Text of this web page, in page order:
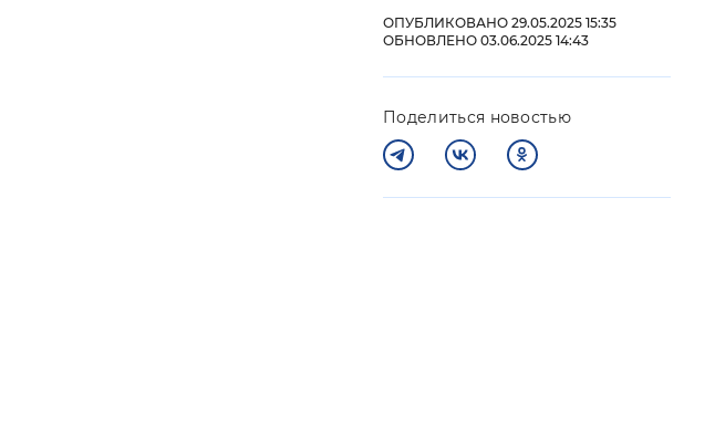
ОПУБЛИКОВАНО 29.05.2025 15:35
ОБНОВЛЕНО 03.06.2025 14:43
Поделиться новостью